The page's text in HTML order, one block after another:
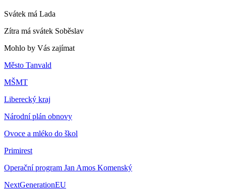
Svátek má Lada
Zítra má svátek Soběslav
Mohlo by Vás zajímat
Město Tanvald
MŠMT
Liberecký kraj
Národní plán obnovy
Ovoce a mléko do škol
Primirest
Operační program Jan Amos Komenský
NextGenerationEU